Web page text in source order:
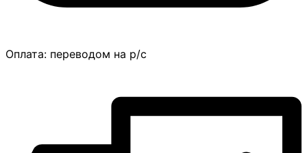
Оплата: переводом на р/с